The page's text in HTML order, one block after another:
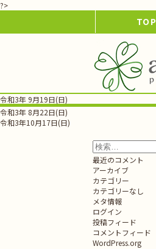
?>
TOP
令和3年 9月19日(日)
投
稿
令和3年 8月22日(日)
令和3年10月17日(日)
検
索:
最近のコメント
アーカイブ
カテゴリー
カテゴリーなし
メタ情報
ログイン
投稿フィード
コメントフィード
WordPress.org